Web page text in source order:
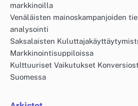
markkinoilla
Venäläisten mainoskampanjoiden
analysointi
Saksalaisten
Markkinointisuppiloissa
Kulttuuriset Vaikutukset
Suomessa